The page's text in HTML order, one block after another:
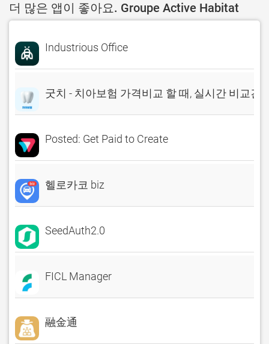
더 많은 앱이 좋아요. Groupe Active Habitat
Industrious Office
굿치 - 치아보험 가격비교 할 때, 실시간 비교견
Posted: Get Paid to Create
헬로카코 biz
SeedAuth2.0
FICL Manager
融金通